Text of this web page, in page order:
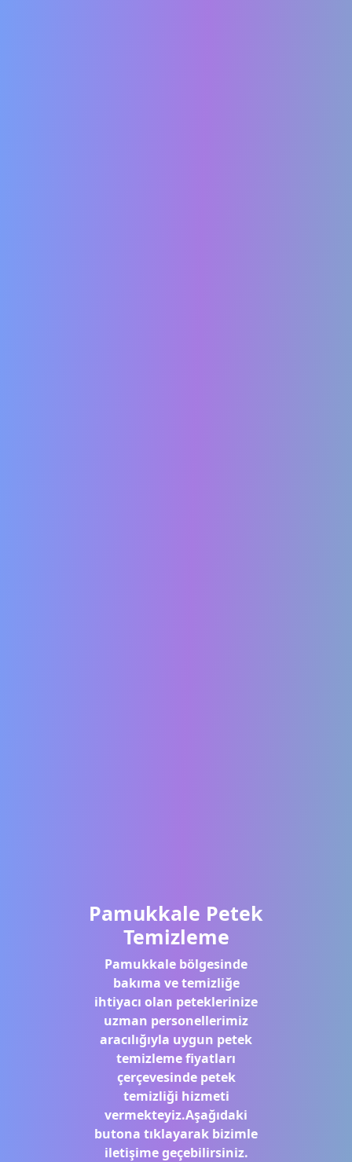
Pamukkale Petek
Temizleme
Pamukkale bölgesinde
bakıma ve temizliğe
ihtiyacı olan peteklerinize
uzman personellerimiz
aracılığıyla uygun petek
temizleme fiyatları
çerçevesinde petek
temizliği hizmeti
vermekteyiz.Aşağıdaki
butona tıklayarak bizimle
iletişime geçebilirsiniz.